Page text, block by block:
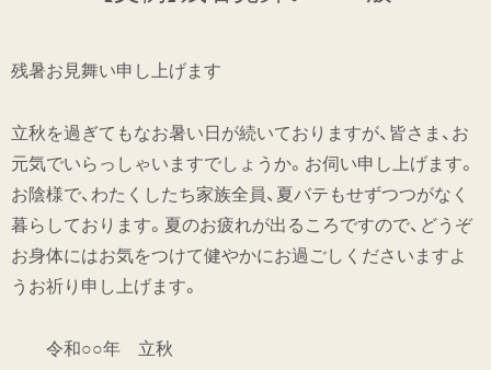
残暑お見舞い申し上げます
立秋を過ぎてもなお暑い日が続いておりますが、皆さま、お
元気でいらっしゃいますでしょうか。お伺い申し上げます。
お陰様で、わたくしたち家族全員、夏バテもせずつつがなく
暮らしております。夏のお疲れが出るころですので、どうぞ
お身体にはお気をつけて健やかにお過ごしくださいますよ
うお祈り申し上げます。
令和○○年 立秋
特集
ミドリオフィシャルサイト